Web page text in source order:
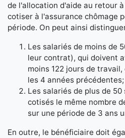
de l'allocation d'aide au retour
cotiser à l'assurance chômage
période. On peut ainsi
Les salariés de moins de
leur contrat), qui doivent
moins 122 jours de
les 4 années précédentes;
Les salariés de plus de
cotisés le même nombre
sur une période de 3 ans
En outre, le bénéficiaire doit